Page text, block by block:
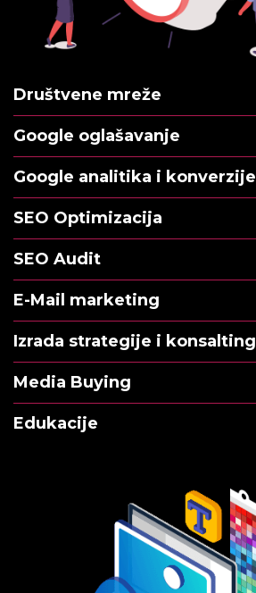
Društvene mreže
Google oglašavanje
Google analitika i konverzije
SEO Optimizacija
SEO Audit
E-Mail marketing
Izrada strategije i konsalting
Media Buying
Edukacije